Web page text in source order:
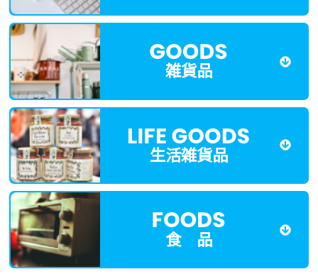
雑貨品
生活雑貨品
食 品